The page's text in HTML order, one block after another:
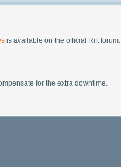
is available on the official Rift forum.
for the extra downtime.